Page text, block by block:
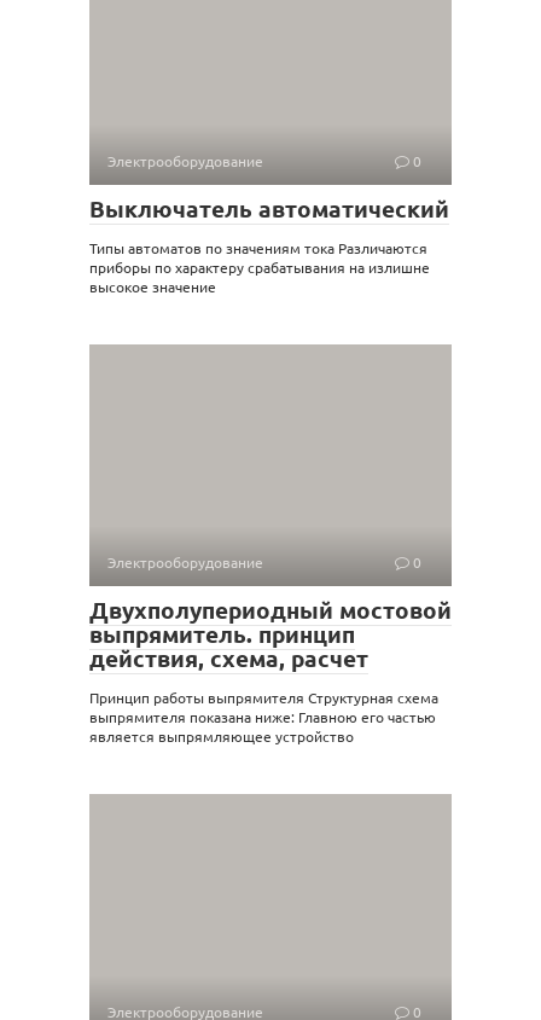
Электрооборудование 0
Выключатель автоматический
Типы автоматов по значениям тока Различаются
приборы по характеру срабатывания на излишне
высокое значение
Электрооборудование 0
Двухполупериодный мостовой
выпрямитель. принцип
действия, схема, расчет
Принцип работы выпрямителя Структурная схема
выпрямителя показана ниже: Главною его частью
является выпрямляющее устройство
Электрооборудование 0